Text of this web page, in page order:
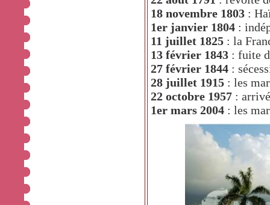
18 novembre 1803 :
1er janvier 1804 :
11 juillet 1825 : la
13 février 1843 : fuite
27 février 1844 :
28 juillet 1915 : les
22 octobre 1957 :
1er mars 2004 : les